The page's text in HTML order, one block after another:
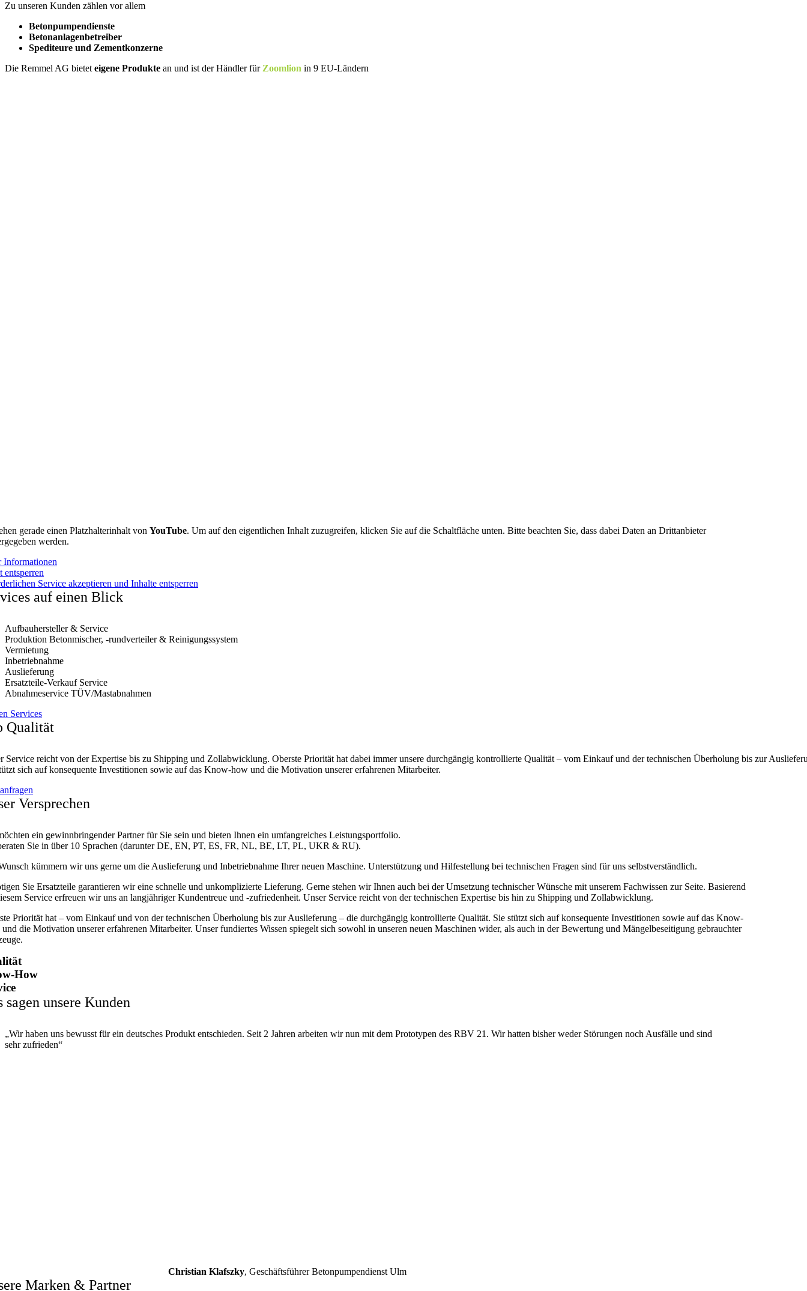
Zu unseren Kunden zählen vor allem
Betonpumpendienste
Betonanlagenbetreiber
Spediteure und Zementkonzerne
Die Remmel AG bietet eigene Produkte an und ist der Händler für Zoomlion in 9 EU-Ländern
gerade einen Platzhalterinhalt von YouTube. Um auf den eigentlichen Inhalt zuzugreifen, klicken Sie auf die Schaltfläche unten. Bitte beachten Sie, dass dabei Daten an Drittanbieter
werden.
Informationen
entsperren
Service akzeptieren und Inhalte entsperren
auf einen Blick
Aufbauhersteller & Service
Produktion Betonmischer, -rundverteiler & Reinigungssystem
Vermietung
Inbetriebnahme
Auslieferung
Ersatzteile-Verkauf Service
Abnahmeservice TÜV/Mastabnahmen
Services
Qualität
Service reicht von der Expertise bis zu Shipping und Zollabwicklung. Oberste Priorität hat dabei immer unsere durchgängig kontrollierte Qualität – vom Einkauf und der technischen Überholung bis zur
sich auf konsequente Investitionen sowie auf das Know-how und die Motivation unserer erfahrenen Mitarbeiter.
Versprechen
ein gewinnbringender Partner für Sie sein und bieten Ihnen ein umfangreiches Leistungsportfolio.
Sie in über 10 Sprachen (darunter DE, EN, PT, ES, FR, NL, BE, LT, PL, UKR & RU).
kümmern wir uns gerne um die Auslieferung und Inbetriebnahme Ihrer neuen Maschine. Unterstützung und Hilfestellung bei technischen Fragen sind für uns selbstverständlich.
Sie Ersatzteile garantieren wir eine schnelle und unkomplizierte Lieferung. Gerne stehen wir Ihnen auch bei der Umsetzung technischer Wünsche mit unserem Fachwissen zur Seite. Basierend
Service erfreuen wir uns an langjähriger Kundentreue und -zufriedenheit. Unser Service reicht von der technischen Expertise bis hin zu Shipping und Zollabwicklung.
Priorität hat – vom Einkauf und von der technischen Überholung bis zur Auslieferung – die durchgängig kontrollierte Qualität. Sie stützt sich auf konsequente Investitionen sowie auf das Know-
die Motivation unserer erfahrenen Mitarbeiter. Unser fundiertes Wissen spiegelt sich sowohl in unseren neuen Maschinen wider, als auch in der Bewertung und Mängelbeseitigung gebrauchter
How
sagen unsere Kunden
„Wir haben uns bewusst für ein deutsches Produkt entschieden. Seit 2 Jahren arbeiten wir nun mit dem Prototypen des RBV 21. Wir hatten bisher weder Störungen noch Ausfälle und sind
sehr zufrieden“
Christian Klafszky, Geschäftsführer Betonpumpendienst Ulm
Marken & Partner